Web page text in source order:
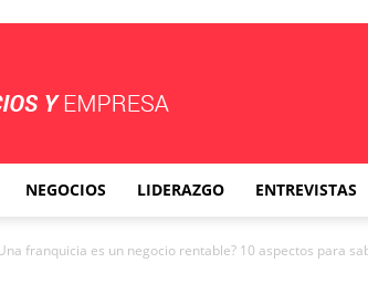
Empresa
NEGOCIOS LIDERAZGO ENTREVISTAS
franquicia es un negocio rentable? 10 aspectos para